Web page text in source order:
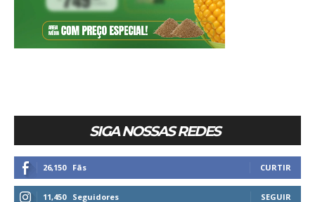
SIGA NOSSAS REDES
26,150 Fãs CURTIR
11,450 Seguidores SEGUIR